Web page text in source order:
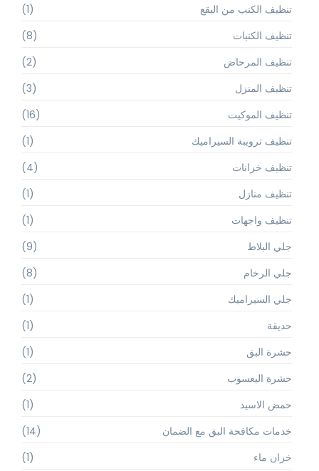
تنظيف الكنب من البقع
(1)
تنظيف الكنبات
(8)
تنظيف المرحاض
(2)
تنظيف المنزل
(3)
تنظيف الموكيت
(16)
تنظيف ترويبة السيراميك
(1)
تنظيف خزانات
(4)
تنظيف منازل
(1)
تنظيف واجهات
(1)
جلي البلاط
(9)
جلي الرخام
(8)
جلي السيراميك
(1)
حديقة
(1)
حشرة البق
(1)
حشرة اليعسوب
(2)
حمض الاسيد
(1)
خدمات مكافحة البق مع الضمان
(14)
خزان ماء
(1)